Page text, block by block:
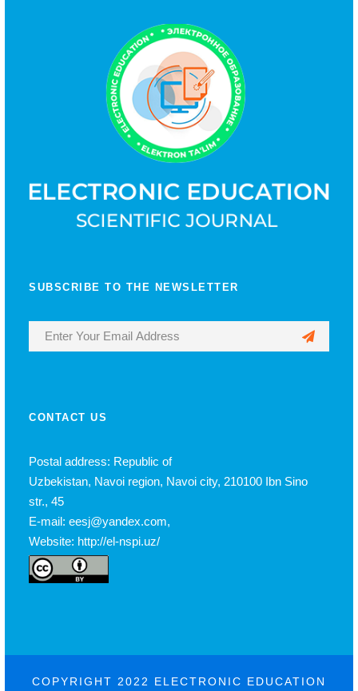
SUBSCRIBE TO THE NEWSLETTER
CONTACT US
Postal address: Republic of
Uzbekistan, Navoi region, Navoi city, 210100 Ibn Sino
str., 45
E-mail: eesj@yandex.com,
Website: http://el-nspi.uz/
COPYRIGHT 2022 ELECTRONIC EDUCATION